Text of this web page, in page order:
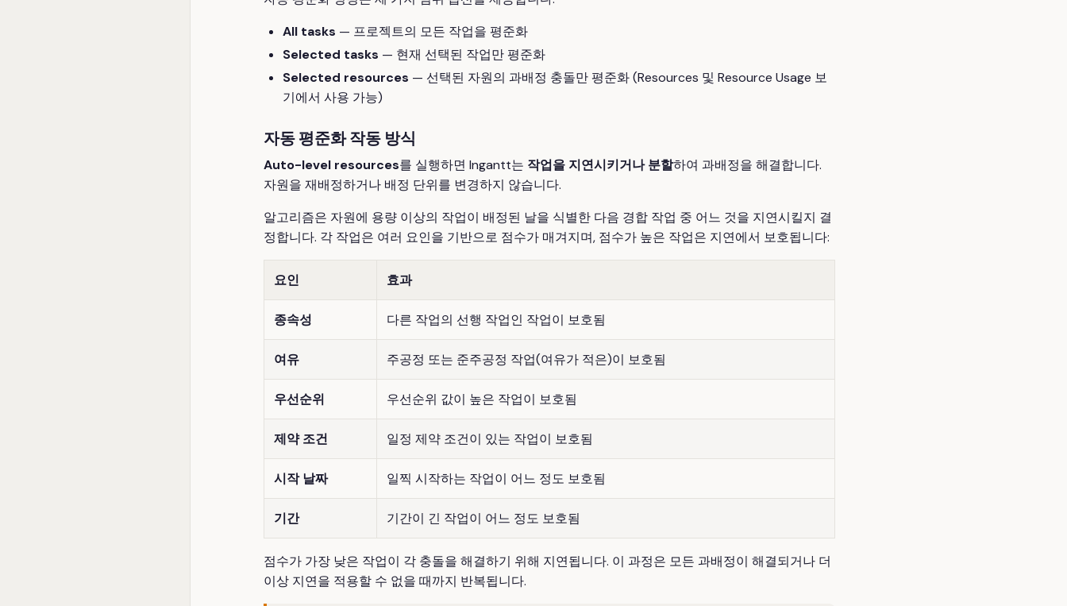
All tasks — 프로젝트의 모든 작업을 평준화
Selected tasks — 현재 선택된 작업만 평준화
Selected resources — 선택된 자원의 과배정 충돌만 평준화 (Resources 및 Resource Usage 보
기에서 사용 가능)
자동 평준화 작동 방식
Auto-level resources를 실행하면 Ingantt는 작업을 지연시키거나 분할하여 과배정을 해결합니다.
자원을 재배정하거나 배정 단위를 변경하지 않습니다.
알고리즘은 자원에 용량 이상의 작업이 배정된 날을 식별한 다음 경합 작업 중 어느 것을 지연시킬지 결
정합니다. 각 작업은 여러 요인을 기반으로 점수가 매겨지며, 점수가 높은 작업은 지연에서 보호됩니다:
요인 효과
종속성 다른 작업의 선행 작업인 작업이 보호됨
여유 주공정 또는 준주공정 작업(여유가 적은)이 보호됨
우선순위 우선순위 값이 높은 작업이 보호됨
제약 조건 일정 제약 조건이 있는 작업이 보호됨
시작 날짜 일찍 시작하는 작업이 어느 정도 보호됨
기간 기간이 긴 작업이 어느 정도 보호됨
점수가 가장 낮은 작업이 각 충돌을 해결하기 위해 지연됩니다. 이 과정은 모든 과배정이 해결되거나 더
이상 지연을 적용할 수 없을 때까지 반복됩니다.